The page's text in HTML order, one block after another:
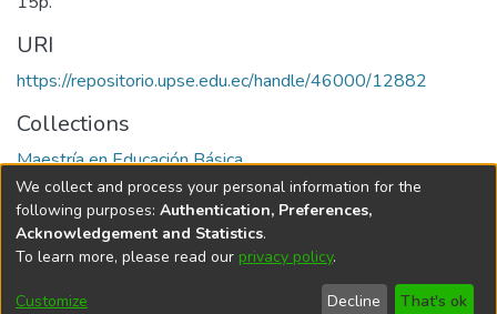
URI
https://repositorio.upse.edu.ec/handle/46000/12882
Collections
Maestría en Educación Básica
Full item page
DSpace softwarecopyright © 2002-2026
Cookie
End User
Send
We collect and process your personal information for the
following purposes: Authentication, Preferences,
Acknowledgement and Statistics.
To learn more, please read our privacy policy.
Customize Decline That's ok